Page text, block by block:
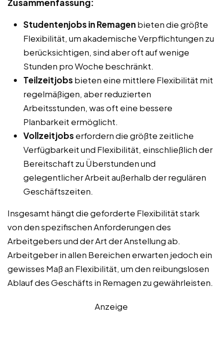
Zusammenfassung:
Studentenjobs in Remagenbieten die größte
Flexibilität, um akademische Verpflichtungen zu
berücksichtigen, sind aber oft auf wenige
Stunden pro Woche beschränkt.
Teilzeitjobsbieten eine mittlere Flexibilität mit
regelmäßigen, aber reduzierten
Arbeitsstunden, was oft eine bessere
Planbarkeit ermöglicht.
Vollzeitjobserfordern die größte zeitliche
Verfügbarkeit und Flexibilität, einschließlich der
Bereitschaft zu Überstunden und
gelegentlicher Arbeit außerhalb der regulären
Geschäftszeiten.
Insgesamt hängt die geforderte Flexibilität stark
von den spezifischen Anforderungen des
Arbeitgebers und der Art der Anstellung ab.
Arbeitgeber in allen Bereichen erwarten jedoch ein
gewisses Maß an Flexibilität, um den reibungslosen
Ablauf des Geschäfts in Remagen zu gewährleisten.
Anzeige